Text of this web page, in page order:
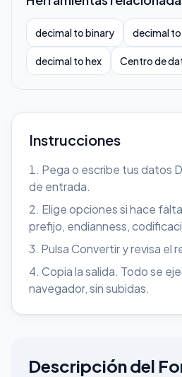
decimal to binary decimal
decimal to hex Centro de
Instrucciones
Pega o escribe tus datos
de entrada.
Elige opciones si hace
prefijo, endianness,
Pulsa Convertir y revisa el
Copia la salida. Todo se
navegador, sin subidas.
Descripción del